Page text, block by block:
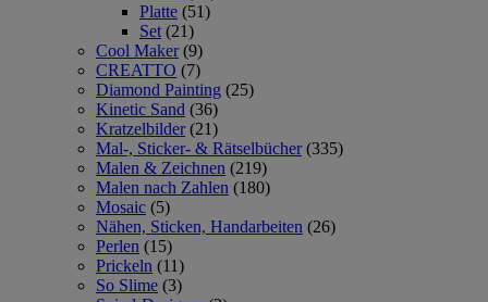
Platte (51)
Set (21)
Cool Maker (9)
CREATTO (7)
Diamond Painting (25)
Kinetic Sand (36)
Kratzelbilder (21)
Mal-, Sticker- & Rätselbücher (335)
Malen & Zeichnen (219)
Malen nach Zahlen (180)
Mosaic (5)
Nähen, Sticken, Handarbeiten (26)
Perlen (15)
Prickeln (11)
So Slime (3)